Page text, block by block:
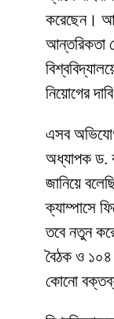
করেছেন।
আন্তরিকতা
নিয়োগের
​এসব
অধ্যাপক ড.
জানিয়ে
ক্যাম্পাসে
তবে নতুন
বৈঠক ও ১০৪
কোনো